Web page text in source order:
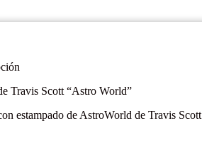
Travis Scott “Astro World”
estampado de AstroWorld de Travis Scott